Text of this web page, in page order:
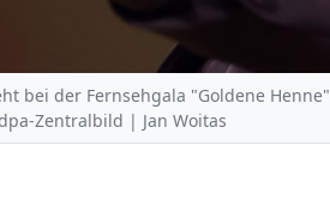
bei der Fernsehgala "Goldene
Zentralbild | Jan Woitas